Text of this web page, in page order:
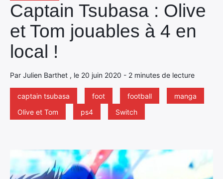
Captain Tsubasa : Olive
et Tom jouables à 4 en
local !
Par Julien Barthet , le 20 juin 2020 - 2 minutes de lecture
captain tsubasa foot football
manga
Olive et Tom
ps4 Switch